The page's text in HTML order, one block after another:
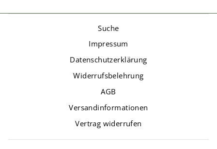
Suche
Impressum
Datenschutzerklärung
Widerrufsbelehrung
AGB
Versandinformationen
Vertrag widerrufen